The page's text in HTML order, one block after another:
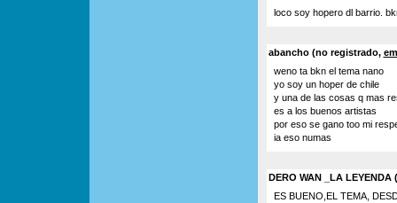
loco soy hopero dl barrio.
abancho (no registrado,
weno ta bkn el tema nano
yo soy un hoper de chile
y una de las cosas q mas
es a los buenos artistas
por eso se gano too mi
ia eso numas
DERO WAN _LA
ES BUENO,EL TEMA,